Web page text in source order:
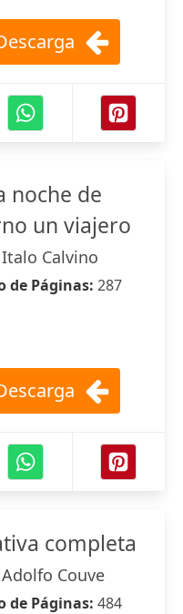
noche de
un viajero
Italo Calvino
de Páginas: 287
completa
Adolfo Couve
de Páginas: 484